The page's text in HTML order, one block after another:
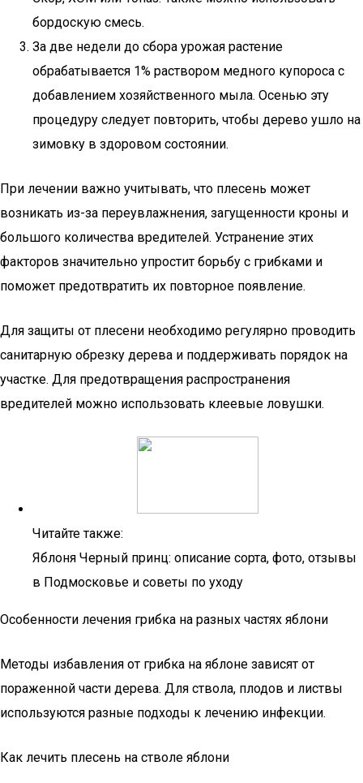
бордоскую смесь.
За две недели до сбора урожая растение
обрабатывается 1% раствором медного купороса с
добавлением хозяйственного мыла. Осенью эту
процедуру следует повторить, чтобы дерево ушло на
зимовку в здоровом состоянии.
При лечении важно учитывать, что плесень может
возникать из-за переувлажнения, загущенности кроны и
большого количества вредителей. Устранение этих
факторов значительно упростит борьбу с грибками и
поможет предотвратить их повторное появление.
Для защиты от плесени необходимо регулярно проводить
санитарную обрезку дерева и поддерживать порядок на
участке. Для предотвращения распространения
вредителей можно использовать клеевые ловушки.
Читайте также:
Яблоня Черный принц: описание сорта, фото, отзывы
в Подмосковье и советы по уходу
Особенности лечения грибка на разных частях яблони
Методы избавления от грибка на яблоне зависят от
пораженной части дерева. Для ствола, плодов и листвы
используются разные подходы к лечению инфекции.
Как лечить плесень на стволе яблони